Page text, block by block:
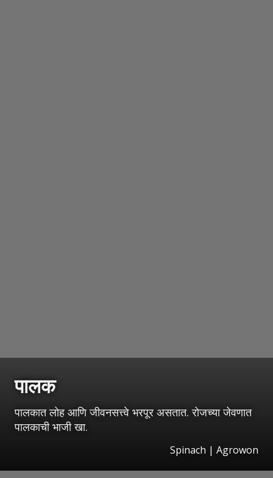
पालक
पालकात लोह आणि जीवनसत्त्वे भरपूर असतात. रोजच्या जेवणात
पालकाची भाजी खा.
Spinach | Agrowon